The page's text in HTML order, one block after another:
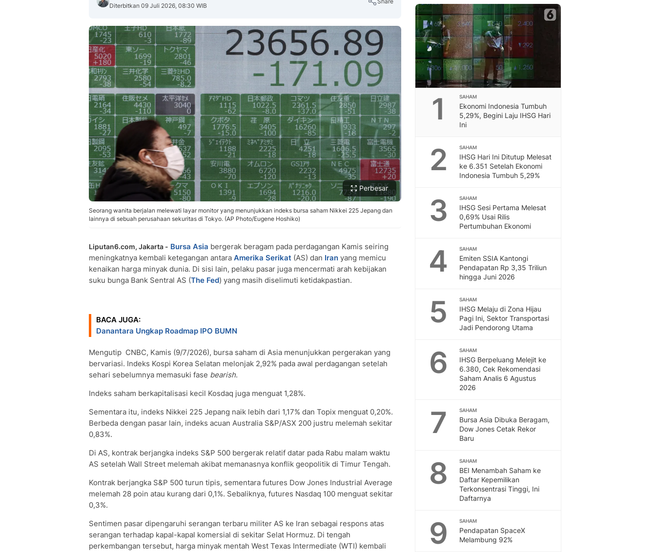
Diterbitkan 09 Juli 2026, 08:30 WIB
Copy Link
Perbesar
Seorang wanita berjalan melewati layar monitor yang menunjukkan indeks bursa saham Nikkei 225 Jepang dan
lainnya di sebuah perusahaan sekuritas di Tokyo. (AP Photo/Eugene Hoshiko)
Liputan6.com, Jakarta - Bursa Asia bergerak beragam pada perdagangan Kamis seiring
meningkatnya kembali ketegangan antara Amerika Serikat (AS) dan Iran yang memicu
kenaikan harga minyak dunia. Di sisi lain, pelaku pasar juga mencermati arah kebijakan
suku bunga Bank Sentral AS (The Fed) yang masih diselimuti ketidakpastian.
BACA JUGA:
Danantara Ungkap Roadmap IPO BUMN
Mengutip CNBC, Kamis (9/7/2026), bursa saham di Asia menunjukkan pergerakan yang
bervariasi. Indeks Kospi Korea Selatan melonjak 2,92% pada awal perdagangan setelah
sehari sebelumnya memasuki fase bearish.
Indeks saham berkapitalisasi kecil Kosdaq juga menguat 1,28%.
Sementara itu, indeks Nikkei 225 Jepang naik lebih dari 1,17% dan Topix menguat 0,20%.
Berbeda dengan pasar lain, indeks acuan Australia S&P/ASX 200 justru melemah sekitar
0,83%.
Di AS, kontrak berjangka indeks S&P 500 bergerak relatif datar pada Rabu malam waktu
AS setelah Wall Street melemah akibat memanasnya konflik geopolitik di Timur Tengah.
Kontrak berjangka S&P 500 turun tipis, sementara futures Dow Jones Industrial Average
melemah 28 poin atau kurang dari 0,1%. Sebaliknya, futures Nasdaq 100 menguat sekitar
0,3%.
Sentimen pasar dipengaruhi serangan terbaru militer AS ke Iran sebagai respons atas
serangan terhadap kapal-kapal komersial di sekitar Selat Hormuz. Di tengah
perkembangan tersebut, harga minyak mentah West Texas Intermediate (WTI) kembali
1 SAHAM
Ekonomi Indonesia Tumbuh
5,29%, Begini Laju IHSG Hari
Ini
2 SAHAM
IHSG Hari Ini Ditutup Melesat
ke 6.351 Setelah Ekonomi
Indonesia Tumbuh 5,29%
3 SAHAM
IHSG Sesi Pertama Melesat
0,69% Usai Rilis
Pertumbuhan Ekonomi
4 SAHAM
Emiten SSIA Kantongi
Pendapatan Rp 3,35 Triliun
hingga Juni 2026
5 SAHAM
IHSG Melaju di Zona Hijau
Pagi Ini, Sektor Transportasi
Jadi Pendorong Utama
6 SAHAM
IHSG Berpeluang Melejit ke
6.380, Cek Rekomendasi
Saham Analis 6 Agustus
2026
7 SAHAM
Bursa Asia Dibuka Beragam,
Dow Jones Cetak Rekor
Baru
8 SAHAM
BEI Menambah Saham ke
Daftar Kepemilikan
Terkonsentrasi Tinggi, Ini
Daftarnya
9 SAHAM
Pendapatan SpaceX
Melambung 92%